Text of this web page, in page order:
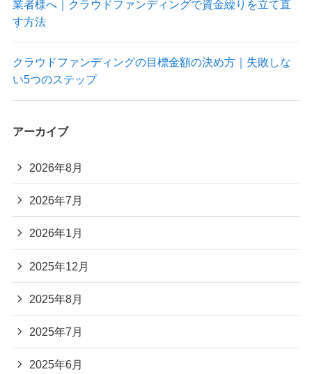
業者様へ｜クラウドファンディングで資金繰りを立て直
す方法
クラウドファンディングの目標金額の決め方｜失敗しな
い5つのステップ
アーカイブ
2026年8月
2026年7月
2026年1月
2025年12月
2025年8月
2025年7月
2025年6月